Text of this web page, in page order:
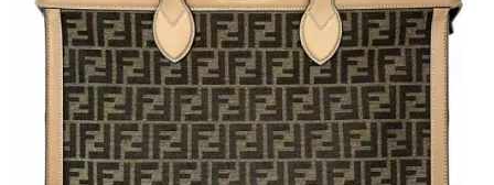
宅配買取を申し込む
無料の宅配キットをお届けします